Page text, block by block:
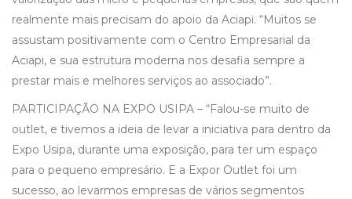
realmente mais precisam do apoio da Aciapi. “Muitos se
assustam positivamente com o Centro Empresarial da
Aciapi, e sua estrutura moderna nos desafia sempre a
prestar mais e melhores serviços ao associado”.
PARTICIPAÇÃO NA EXPO USIPA – “Falou-se muito de
outlet, e tivemos a ideia de levar a iniciativa para dentro da
Expo Usipa, durante uma exposição, para ter um espaço
para o pequeno empresário. E a Expor Outlet foi um
sucesso, ao levarmos empresas de vários segmentos